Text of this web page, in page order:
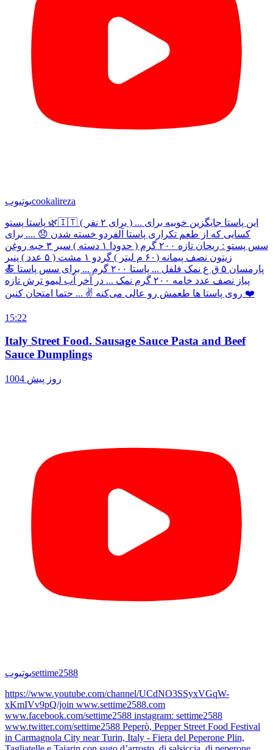
یوتیوبcookalireza
پاستا پستو 🌿🇮🇹 ( برای ۲ نفر ) ... این پاستا جایگزین خوبیه برای
کسایی که از طعم تکراری پاستا آلفردو خسته شدن 😞 .... برای
سس پستو : ریحان تازه ۲۰۰ گرم ( حدودا ۱ دسته ) سیر ۳ حبه روغن
زیتون نصف پیمانه (۶۰ م لیتر ) گردو ۱ مشت ( ۵ عدد ) پنیر
پارمسان ۵ ق غ نمک فلفل ... پاستا ۲۰۰ گرم ... برای سس پاستا 🍝
پیاز نصف عدد خامه ۲۰۰ گرم نمک ... در آخر آب لیمو ترش تازه
روی پاستا ها طعمش رو عالی می‌کنه ✌️ ... حتما امتحان کنین ❤️
15:22
Italy Street Food. Sausage Sauce Pasta and Beef
Sauce Dumplings
1004 روز پیش
یوتیوبsettime2588
https://www.youtube.com/channel/UCdNO3SSyxVGqW-
xKmIVv9pQ/join www.settime2588.com
www.facebook.com/settime2588 instagram: settime2588
www.twitter.com/settime2588 Peperò, Pepper Street Food Festival
in Carmagnola City near Turin, Italy - Fiera del Peperone Plin,